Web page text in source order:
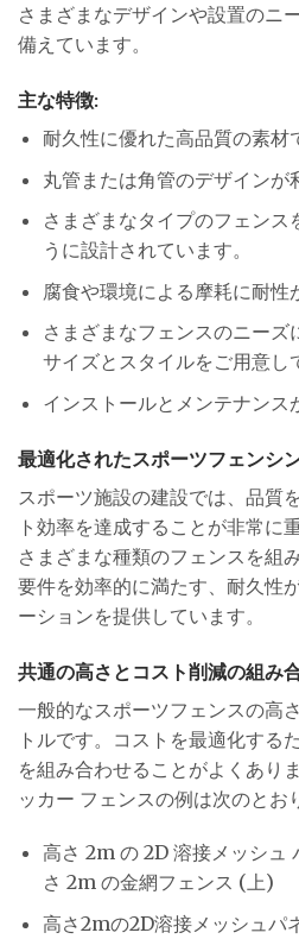
さまざまなデザインや設置のニ
備えています。
主な特徴:
耐久性に優れた高品質の素材
丸管または角管のデザインが
さまざまなタイプのフェンス
うに設計されています。
腐食や環境による摩耗に耐性
さまざまなフェンスのニーズ
サイズとスタイルをご用意し
インストールとメンテナンス
最適化されたスポーツフェンシ
スポーツ施設の建設では、品質
ト効率を達成することが非常に
さまざまな種類のフェンスを組
要件を効率的に満たす、耐久性
ーションを提供しています。
共通の高さとコスト削減の組み
一般的なスポーツフェンスの高
トルです。コストを最適化する
を組み合わせることがよくあり
ッカー フェンスの例は次のとお
高さ 2m の 2D 溶接メッシュ
さ 2m の金網フェンス (上)
高さ2mの2D溶接メッシュパ